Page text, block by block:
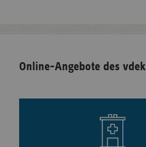
Online-Angebote des vdek